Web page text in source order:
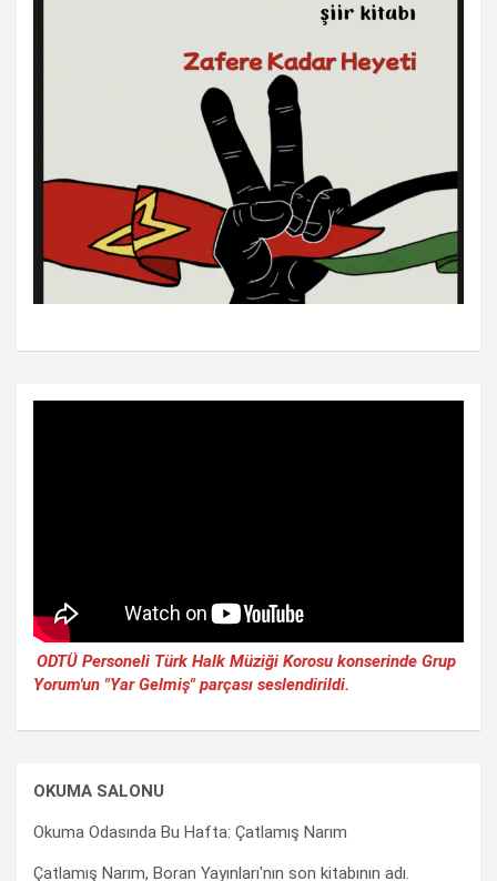
ODTÜ Personeli Türk Halk Müziği Korosu konserinde Grup
Yorum'un "Yar Gelmiş" parçası seslendirildi.
OKUMA SALONU
Okuma Odasında Bu Hafta: Çatlamış Narım
Çatlamış Narım, Boran Yayınları'nın son kitabının adı.